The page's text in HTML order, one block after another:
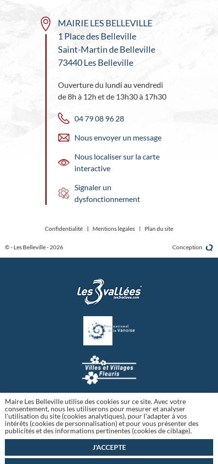
MAIRIE LES BELLEVILLE
1 Place des Belleville
Saint-Martin de Belleville
73440 Les Belleville
Ouverture du lundi au vendredi
de 8h à 12h et de 13h30 à 17h30
04 79 08 96 28
Nous envoyer un message
Nous localiser sur la carte
interactive
Signaler un
dysfonctionnement
© - Les Belleville - 2026
Confidentialité Mentions légales Plan du site
Conception
Maire Les Belleville utilise des cookies sur ce site. Avec votre
consentement, nous les utiliserons pour mesurer et analyser
l'utilisation du site (cookies analytiques), pour l'adapter à vos
intérêts (cookies de personnalisation) et pour vous présenter des
publicités et des informations pertinentes (cookies de ciblage).
J'ACCEPTE